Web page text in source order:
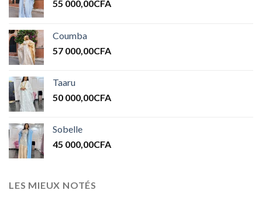
55 000,00CFA
Coumba
57 000,00CFA
Taaru
50 000,00CFA
Sobelle
45 000,00CFA
LES MIEUX NOTÉS